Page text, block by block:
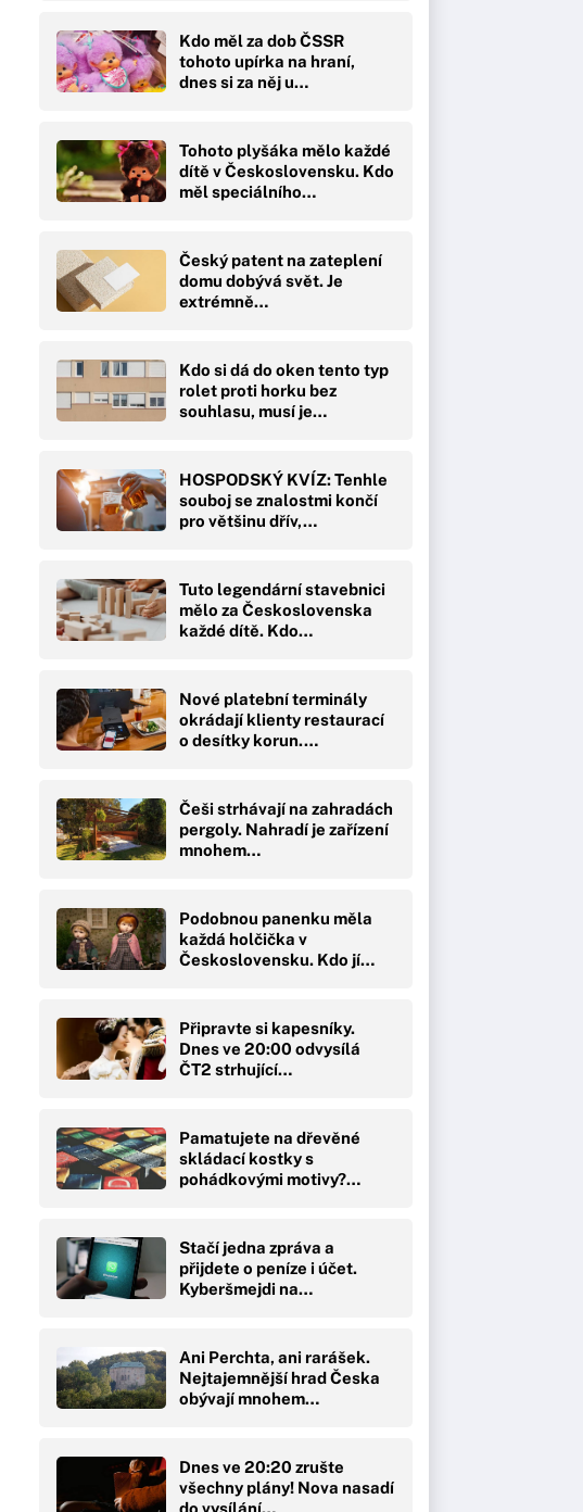
Kdo měl za dob ČSSR
tohoto upírka na hraní,
dnes si za něj u…
Tohoto plyšáka mělo každé
dítě v Československu. Kdo
měl speciálního…
Český patent na zateplení
domu dobývá svět. Je
extrémně…
Kdo si dá do oken tento typ
rolet proti horku bez
souhlasu, musí je…
HOSPODSKÝ KVÍZ: Tenhle
souboj se znalostmi končí
pro většinu dřív,…
Tuto legendární stavebnici
mělo za Československa
každé dítě. Kdo…
Nové platební terminály
okrádají klienty restaurací
o desítky korun.…
Češi strhávají na zahradách
pergoly. Nahradí je zařízení
mnohem…
Podobnou panenku měla
každá holčička v
Československu. Kdo jí…
Připravte si kapesníky.
Dnes ve 20:00 odvysílá
ČT2 strhující…
Pamatujete na dřevěné
skládací kostky s
pohádkovými motivy?…
Stačí jedna zpráva a
přijdete o peníze i účet.
Kyberšmejdi na…
Ani Perchta, ani rarášek.
Nejtajemnější hrad Česka
obývají mnohem…
Dnes ve 20:20 zrušte
všechny plány! Nova nasadí
do vysílání…